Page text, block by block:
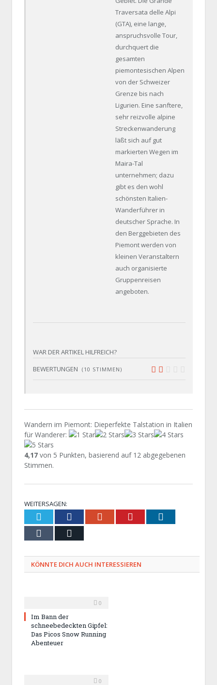
Traversata delle Alpi
(GTA), eine lange,
anspruchsvolle Tour,
durchquert die
gesamten
piemontesischen Alpen
von der Schweizer
Grenze bis nach
Ligurien. Eine sanftere,
sehr reizvolle alpine
Streckenwanderung
läßt sich auf gut
markierten Wegen im
Maira-Tal
unternehmen; dazu
gibt es den wohl
schönsten Italien-
Wanderführer in
deutscher Sprache. In
den Berggebieten des
Piemont werden von
kleinen Veranstaltern
auch organisierte
Gruppenreisen
angeboten.
WAR DER ARTIKEL HILFREICH?
BEWERTUNGEN (10 STIMMEN)
Wandern im Piemont: Dieperfekte Talstation in Italien
für Wanderer:
4,17 von 5 Punkten, basierend auf 12 abgegebenen
Stimmen.
WEITERSAGEN:
Twitter Facebook Google+ Pinterest
Tumblr
KÖNNTE DICH AUCH INTERESSIEREN
0
Im Bann der
schneebedeckten Gipfel:
Das Picos Snow Running
Abenteuer
0